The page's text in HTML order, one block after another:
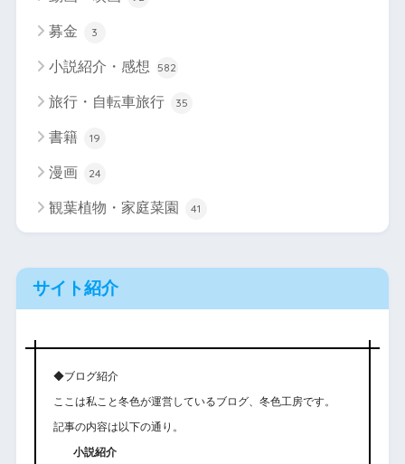
募金 3
小説紹介・感想 582
旅行・自転車旅行 35
書籍 19
漫画 24
観葉植物・家庭菜園 41
サイト紹介
◆ブログ紹介
ここは私こと冬色が運営しているブログ、冬色工房です。
記事の内容は以下の通り。
小説紹介